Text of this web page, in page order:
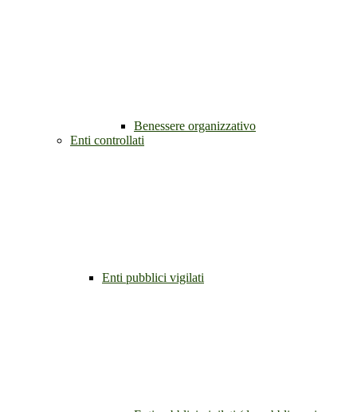
Benessere organizzativo
Enti controllati
Enti pubblici vigilati